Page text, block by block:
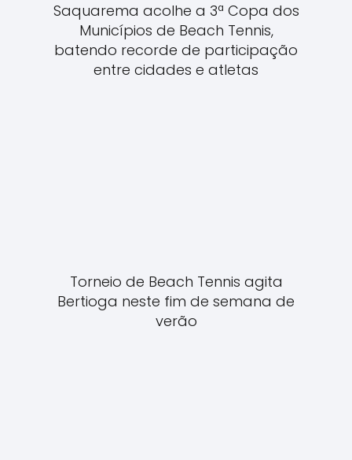
Saquarema acolhe a 3ª Copa dos
Municípios de Beach Tennis,
batendo recorde de participação
entre cidades e atletas
Torneio de Beach Tennis agita
Bertioga neste fim de semana de
verão